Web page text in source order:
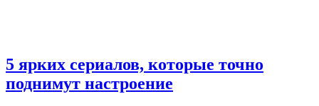
5 ярких сериалов, которые точно
поднимут настроение